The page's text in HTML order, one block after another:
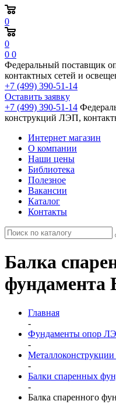
0
0
0 0
Федеральный поставщик
контактных сетей и
+7 (499) 390-51-14
Оставить заявку
+7 (499) 390-51-14
конструкций ЛЭП,
Интернет магазин
О компании
Наши цены
Библиотека
Полезное
Вакансии
Каталог
Контакты
Балка
фундамента
Главная
-
Фундаменты опор
-
-
Балки спаренных
-
Балка спаренного